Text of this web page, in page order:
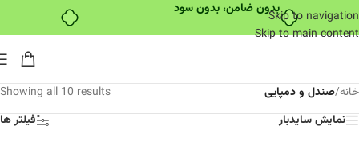
بدون ضامن، بدون سودSkip to navigation
Skip to main content
خانه/صندل و دمپایی
Showing all 10 results
نمایش سایدبار
فیلتر ها